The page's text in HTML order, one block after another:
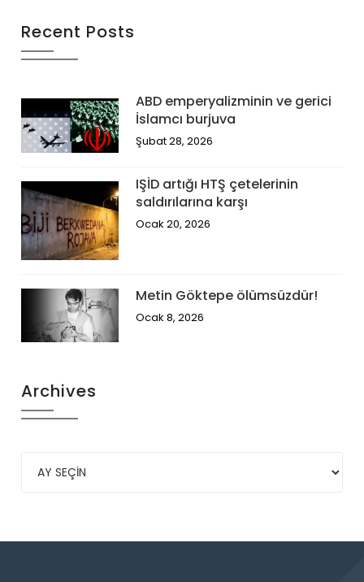
Recent Posts
ABD emperyalizminin ve gerici
İslamcı burjuva
Şubat 28, 2026
IŞİD artığı HTŞ çetelerinin
saldırılarına karşı
Ocak 20, 2026
Metin Göktepe ölümsüzdür!
Ocak 8, 2026
Archives